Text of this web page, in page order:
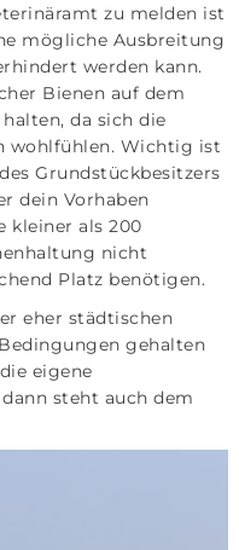
zu melden ist
mögliche Ausbreitung
werden kann.
Bienen auf dem
da sich die
wohlfühlen. Wichtig ist
Grundstückbesitzers
dein Vorhaben
kleiner als 200
nicht
Platz benötigen.
eher städtischen
gehalten
eigene
steht auch dem